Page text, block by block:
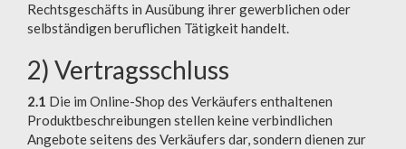
Rechtsgeschäfts in Ausübung ihrer gewerblichen oder
selbständigen beruflichen Tätigkeit handelt.
2) Vertragsschluss
2.1 Die im Online-Shop des Verkäufers enthaltenen
Produktbeschreibungen stellen keine verbindlichen
Angebote seitens des Verkäufers dar, sondern dienen zur